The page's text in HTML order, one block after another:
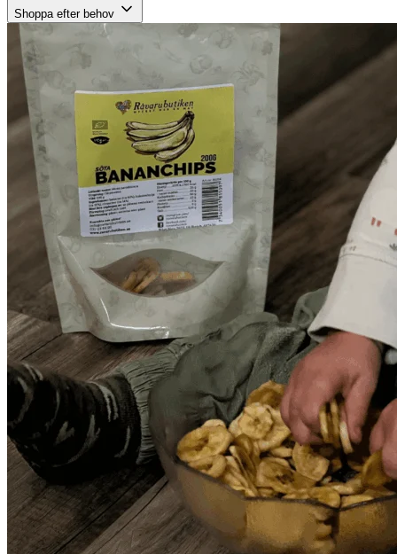
Shoppa efter behov